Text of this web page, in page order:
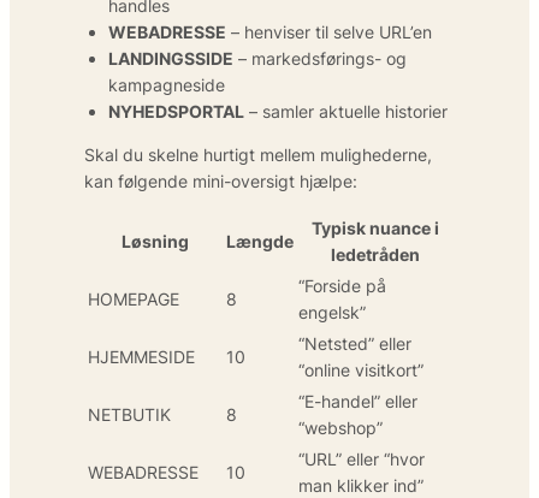
handles
WEBADRESSE – henviser til selve URL’en
LANDINGSSIDE – markedsførings- og
kampagneside
NYHEDSPORTAL – samler aktuelle historier
Skal du skelne hurtigt mellem mulighederne,
kan følgende mini-oversigt hjælpe:
Løsning Længde
Typisk nuance i
ledetråden
HOMEPAGE 8
“Forside på
engelsk”
HJEMMESIDE 10
“Netsted” eller
“online visitkort”
NETBUTIK 8
“E-handel” eller
“webshop”
WEBADRESSE 10
“URL” eller “hvor
man klikker ind”